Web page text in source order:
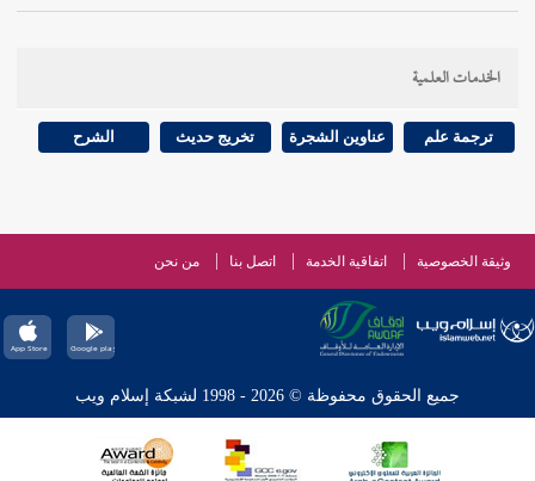
الخدمات العلمية
ترجمة علم عناوين الشجرة تخريج حديث الشرح
وثيقة الخصوصية اتفاقية الخدمة اتصل بنا من نحن
جميع الحقوق محفوظة © 2026 - 1998 لشبكة إسلام ويب